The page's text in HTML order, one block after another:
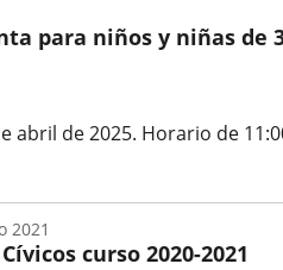
para niños y niñas de
abril de 2025. Horario de
curso 2020-2021
2021